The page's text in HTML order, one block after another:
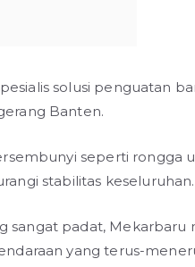
solusi penguatan
Banten.
seperti rongga
stabilitas keseluruhan.
sangat padat, Mekarbaru
yang terus-